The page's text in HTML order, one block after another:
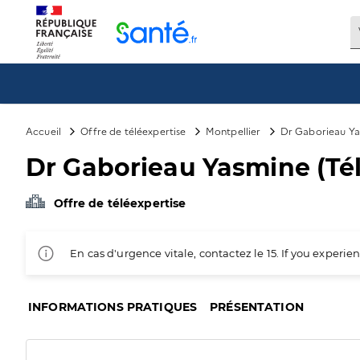
Accueil Offre de téléexpertise Montpellier Dr Gaborieau
Dr Gaborieau Yasmine
Offre de téléexpertise
En cas d'urgence vitale, contactez le 15. If you
INFORMATIONS PRATIQUES PRÉSENTATION
Panneau de gestion des cookies